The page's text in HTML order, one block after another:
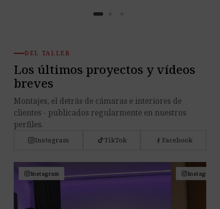
DEL TALLER
Los últimos proyectos y vídeos
breves
Montajes, el detrás de cámaras e interiores de
clientes - publicados regularmente en nuestros
perfiles.
Instagram TikTok Facebook
Instagram Instagram